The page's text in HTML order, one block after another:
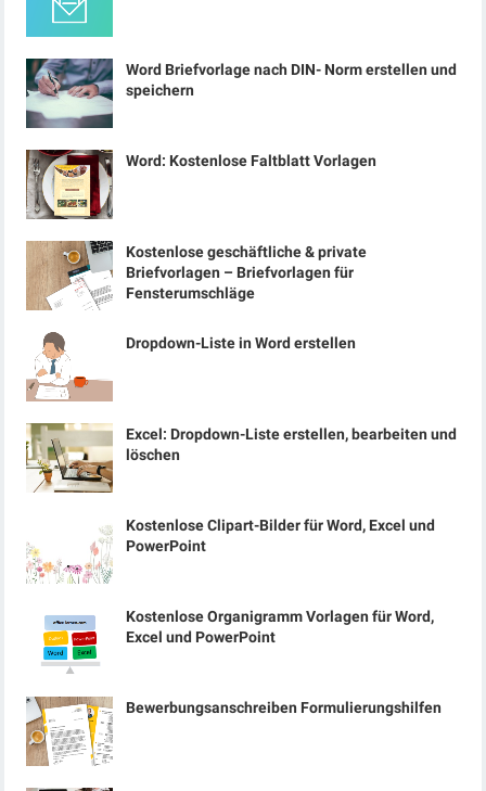
Word Briefvorlage nach DIN- Norm erstellen und
speichern
Word: Kostenlose Faltblatt Vorlagen
Kostenlose geschäftliche & private
Briefvorlagen – Briefvorlagen für
Fensterumschläge
Dropdown-Liste in Word erstellen
Excel: Dropdown-Liste erstellen, bearbeiten und
löschen
Kostenlose Clipart-Bilder für Word, Excel und
PowerPoint
Kostenlose Organigramm Vorlagen für Word,
Excel und PowerPoint
Bewerbungsanschreiben Formulierungshilfen